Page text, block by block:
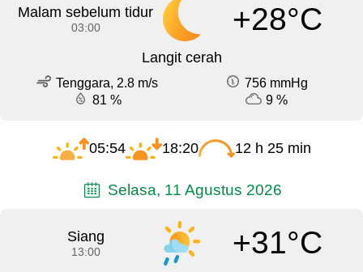
Malam sebelum tidur
03:00 +28°C
Langit cerah
Tenggara, 2.8 m/s
756 mmHg
81 %
9 %
05:54 18:20 12 h 25 min
Selasa, 11 Agustus 2026
Siang
13:00 +31°C